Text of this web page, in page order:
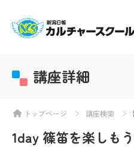
講座詳細
トップページ 講座検索
1day 篠笛を楽しも